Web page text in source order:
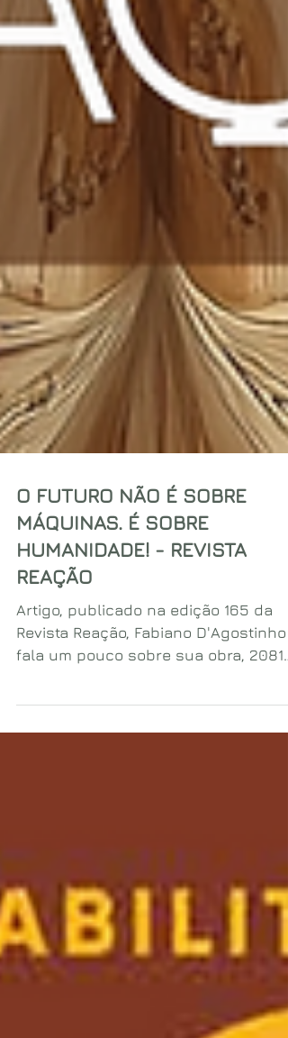
O FUTURO NÃO É SOBRE
MÁQUINAS. É SOBRE
HUMANIDADE! - REVISTA
REAÇÃO
Artigo, publicado na edição 165 da
fala um pouco sobre sua obra, 2081
XRAM, e como ela nasceu.